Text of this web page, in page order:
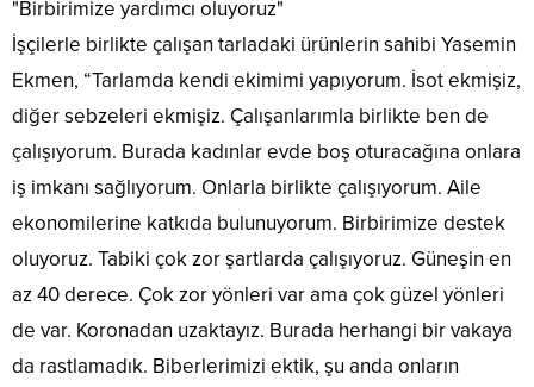
"Birbirimize yardımcı oluyoruz"
İşçilerle birlikte çalışan tarladaki ürünlerin sahibi Yasemin
Ekmen, “Tarlamda kendi ekimimi yapıyorum. İsot ekmişiz,
diğer sebzeleri ekmişiz. Çalışanlarımla birlikte ben de
çalışıyorum. Burada kadınlar evde boş oturacağına onlara
iş imkanı sağlıyorum. Onlarla birlikte çalışıyorum. Aile
ekonomilerine katkıda bulunuyorum. Birbirimize destek
oluyoruz. Tabiki çok zor şartlarda çalışıyoruz. Güneşin en
az 40 derece. Çok zor yönleri var ama çok güzel yönleri
de var. Koronadan uzaktayız. Burada herhangi bir vakaya
da rastlamadık. Biberlerimizi ektik, şu anda onların